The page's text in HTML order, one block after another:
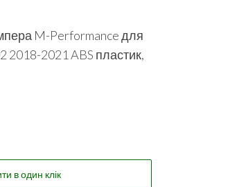
M-Performance для
2018-2021 ABS пластик,
в один клік